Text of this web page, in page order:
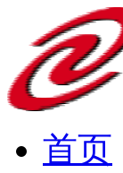
首页